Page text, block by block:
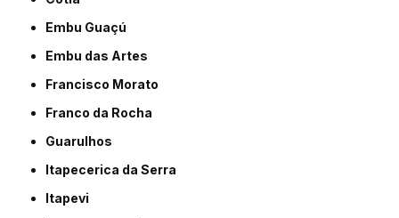
Embu Guaçú
Embu das Artes
Francisco Morato
Franco da Rocha
Guarulhos
Itapecerica da Serra
Itapevi